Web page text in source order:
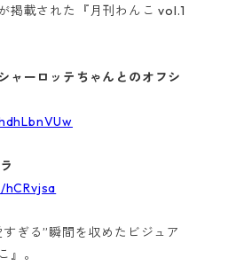
掲載された『月刊わんこ vol.1
ャーロッテちゃんとのオフシ
ぎる”瞬間を収めたビジュア
』。